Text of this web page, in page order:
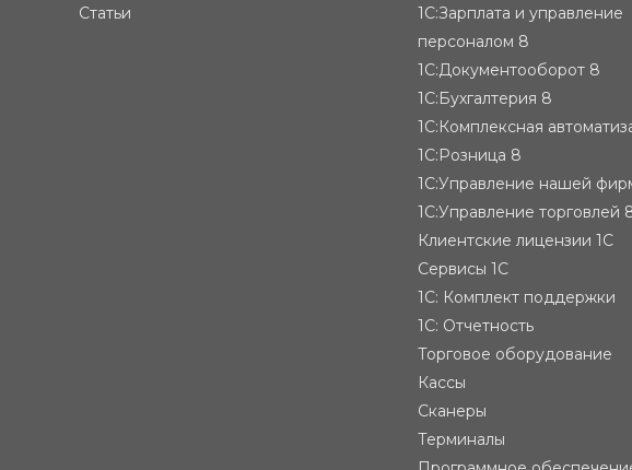
Статьи
1С:Зарплата и управление
персоналом 8
1С:Документооборот 8
1С:Бухгалтерия 8
1С:Комплексная
1С:Розница 8
1С:Управление нашей
1С:Управление торговлей
Клиентские лицензии 1С
Сервисы 1С
1С: Комплект поддержки
1С: Отчетность
Торговое оборудование
Кассы
Сканеры
Терминалы